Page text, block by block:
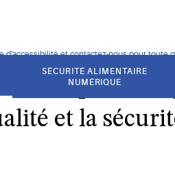
d'accessibilité et contactez-nous pour toute
SÉCURITÉ ALIMENTAIRE
NUMÉRIQUE
la température
et la